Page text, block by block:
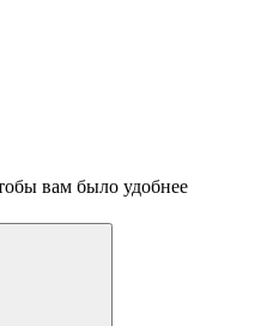
вам было удобнее